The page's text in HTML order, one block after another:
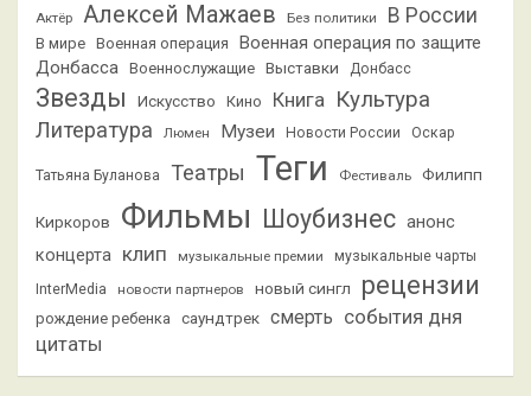
Актёр Алексей Мажаев Без политики В России
В мире Военная операция
Военная операция по защите
Донбасса Военнослужащие Выставки Донбасс
Звезды Искусство Кино Книга Культура
Литература Люмен Музеи Новости России Оскар
Татьяна Буланова Театры Теги Фестиваль Филипп
Киркоров Фильмы Шоубизнес анонс
концерта клип музыкальные премии
музыкальные чарты
InterMedia
новости партнеров новый сингл рецензии
рождение ребенка саундтрек смерть события дня
цитаты